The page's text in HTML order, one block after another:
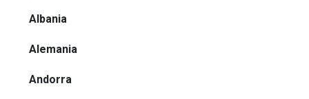
Albania
Alemania
Andorra